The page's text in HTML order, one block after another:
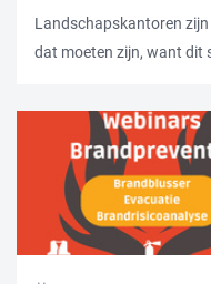
Landschapskantoren
dat moeten zijn, want dit